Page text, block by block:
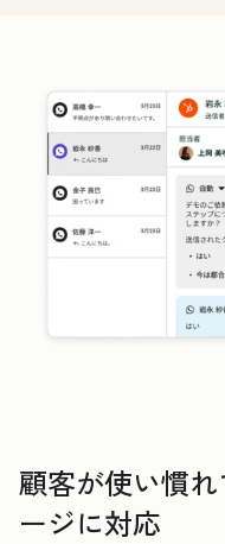
顧客が使い慣
ージに対応